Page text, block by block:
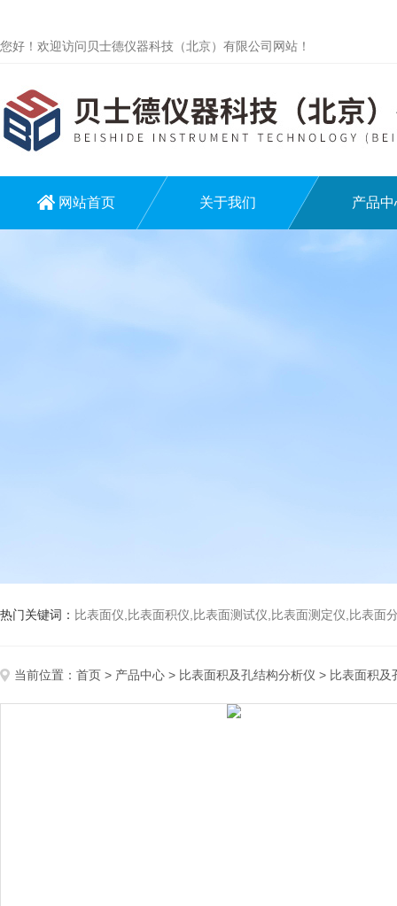
您好！欢迎访问贝士德仪器科技（北京）有限公司网站！
网站首页 关于我们 产品中
热门关键词： 比表面仪,比表面积仪,比表面测试仪,比表面测定仪,比表面分析仪,比表
当前位置： 首页 > 产品中心 > 比表面积及孔结构分析仪 > 比表面积及